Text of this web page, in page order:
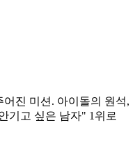
진 미션. 아이돌의 원석,
기고 싶은 남자" 1위로